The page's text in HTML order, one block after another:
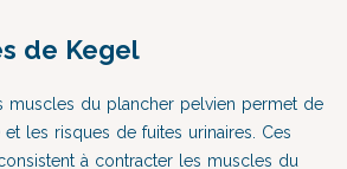
de Kegel
muscles du plancher pelvien permet de
les risques de fuites urinaires. Ces
à contracter les muscles du